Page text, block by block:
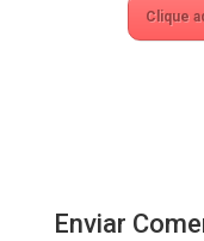
Clique
Enviar